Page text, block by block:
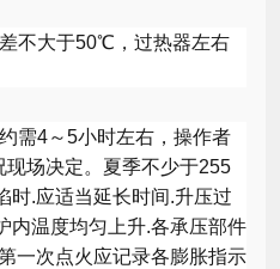
不大于50℃，过热器左右
需4～5小时左右，操作者
场决定。夏季不少于255
时.应适当延长时间.升压过
内温度均匀上升.各承压部件
一次点火应记录各膨胀指示